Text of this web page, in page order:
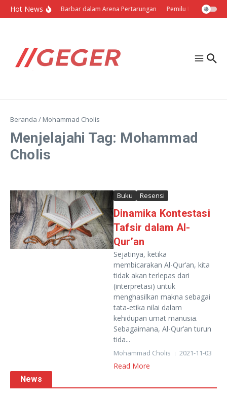
Lewati ke konten
Hot NewsPolitik Barbar dalam Arena Pertarungan Pemilu Ukraina:
Beranda / Mohammad Cholis
Menjelajahi Tag: Mohammad
Cholis
Buku Resensi
Dinamika Kontestasi
Tafsir dalam Al-
Qur’an
Sejatinya, ketika
membicarakan Al-Qur’an, kita
tidak akan terlepas dari
(interpretasi) untuk
menghasilkan makna sebagai
tata-etika nilai dalam
kehidupan umat manusia.
Sebagaimana, Al-Qur’an turun
tida...
Mohammad Cholis 2021-11-03
Read More
News